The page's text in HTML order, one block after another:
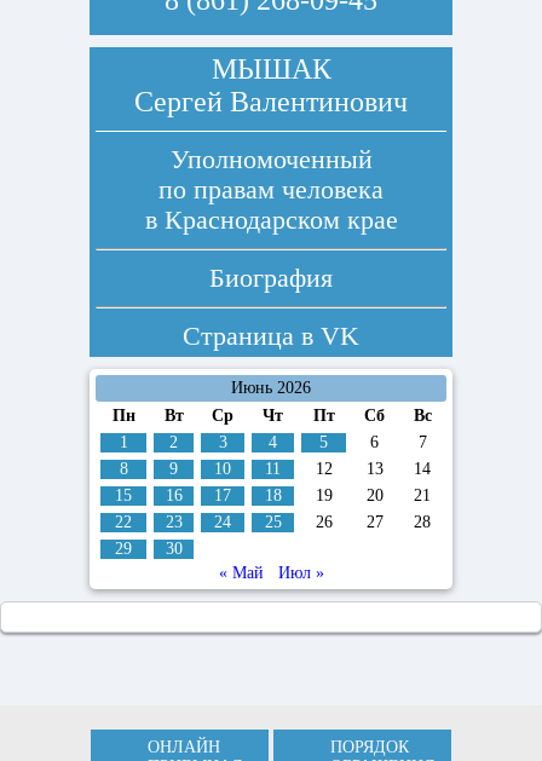
МЫШАК
Сергей Валентинович
Уполномоченный
по правам человека
в Краснодарском крае
Биография
Страница в VK
Июнь 2026
Пн
Вт Ср Чт Пт Сб
Вс
1
2 3 4 5 6
7
8
9 10 11 12 13
14
15
16 17 18 19 20
21
22
23 24 25 26 27
28
29
30
« Май
Июл »
ОНЛАЙН
ПОРЯДОК